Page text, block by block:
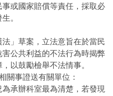
或國家賠償等責任，採取必
。
」草案，立法意旨在於當民
公共利益的不法行為時揭弊
以鼓勵檢舉不法情事。
關事證送有關單位：
承辦科室最為清楚，若發現